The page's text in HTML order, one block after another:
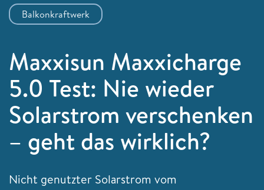
Balkonkraftwerk
Maxxisun Maxxicharge
5.0 Test: Nie wieder
Solarstrom verschenken
– geht das wirklich?
Nicht genutzter Solarstrom vom